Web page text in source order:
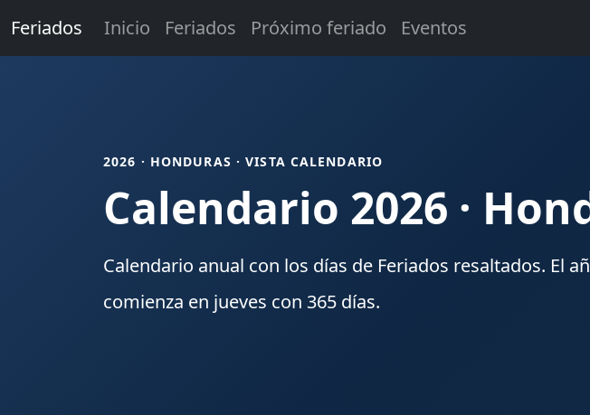
Feriados Inicio Feriados Próximo feriado Eventos
2026 · HONDURAS · VISTA CALENDARIO
Calendario 2026 ·
Calendario anual con los días de Feriados resaltados. El
comienza en jueves con 365 días.